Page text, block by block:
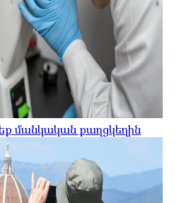
մանկական քաղցկեղին